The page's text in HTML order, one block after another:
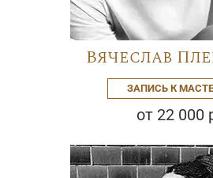
Вячеслав
ЗАПИСЬ К
от 22 000